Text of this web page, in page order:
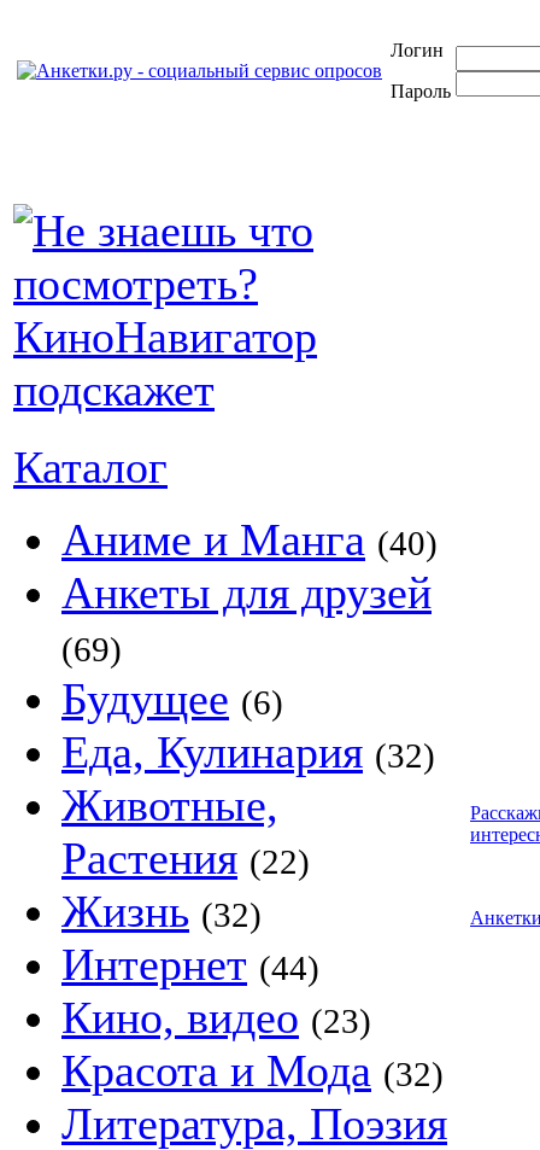
Логин
Пароль
Каталог
Аниме и Манга (40)
Анкеты для друзей
(69)
Будущее (6)
Еда, Кулинария (32)
Животные,
Растения (22)
Жизнь (32)
Интернет (44)
Кино, видео (23)
Красота и Мода (32)
Литература, Поэзия